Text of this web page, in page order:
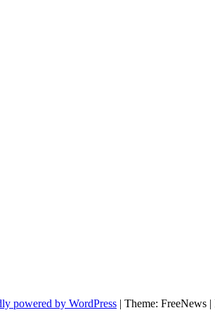
powered by WordPress | Theme: FreeNews |